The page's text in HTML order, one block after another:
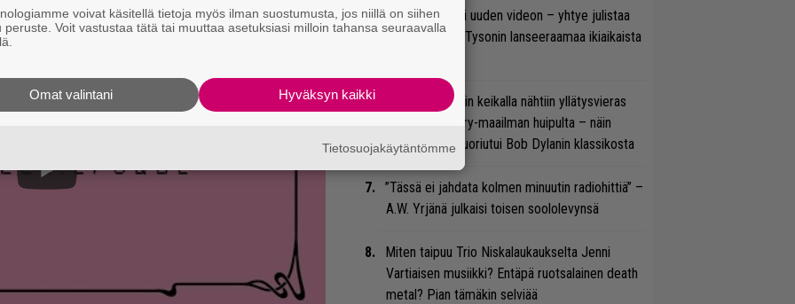
Anthrax julkaisi uuden videon – yhtye julistaa
biisillään Mike Tysonin lanseeraamaa ikiaikaista
Guns N’ Rosesin keikalla nähtiin yllätysvieras
suoraan country-maailman huipulta – näin
kokoonpano suoriutui Bob Dylanin klassikosta
”Tässä ei jahdata kolmen minuutin radiohittiä” –
A.W. Yrjänä julkaisi toisen soololevynsä
Miten taipuu Trio Niskalaukaukselta Jenni
Vartiaisen musiikki? Entäpä ruotsalainen death
metal? Pian tämäkin selviää
voivat käsitellä tietoja myös ilman suostumusta, jos niillä on siihen
peruste. Voit vastustaa tätä tai muuttaa asetuksiasi milloin tahansa seuraavalla
Hyväksyn kaikki
Omat valintani
Tietosuojakäytäntömme